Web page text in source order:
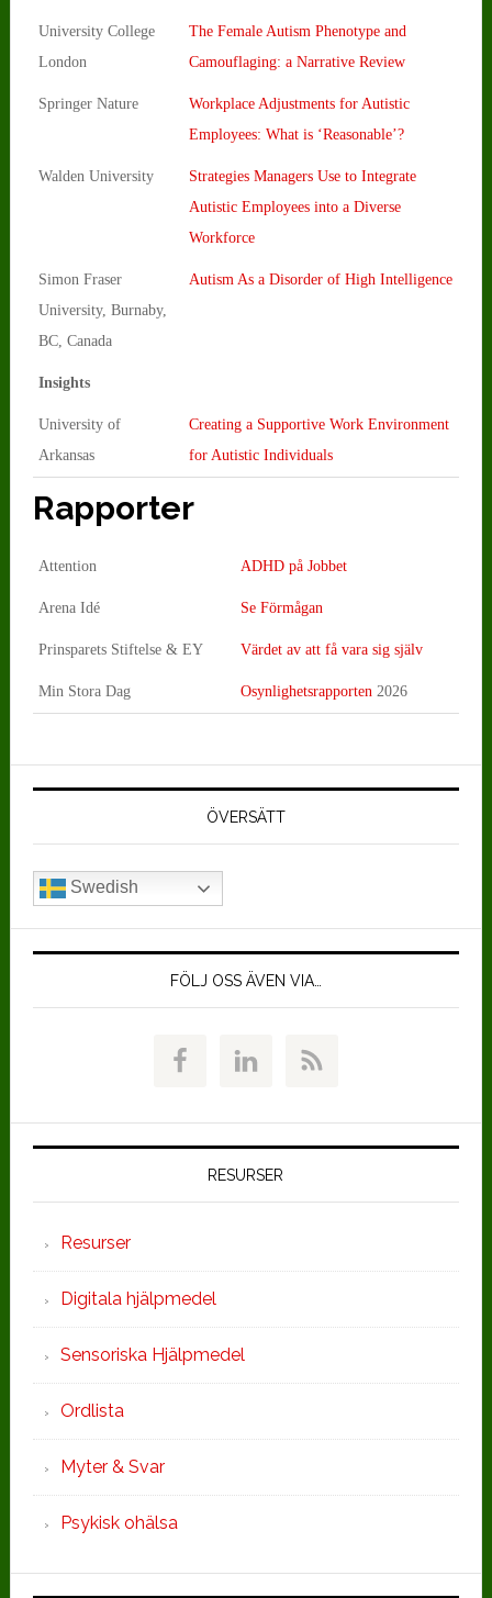
University College
London
The Female Autism Phenotype and
Camouflaging: a Narrative Review
Springer Nature
Workplace Adjustments for Autistic
Employees: What is ‘Reasonable’?
Walden University
Strategies Managers Use to Integrate
Autistic Employees into a Diverse
Workforce
Simon Fraser
University, Burnaby,
BC, Canada
Autism As a Disorder of High Intelligence
Insights
University of
Arkansas
Creating a Supportive Work Environment
for Autistic Individuals
Rapporter
Attention ADHD på Jobbet
Arena Idé Se Förmågan
Prinsparets Stiftelse & EY Värdet av att få vara sig själv
Min Stora Dag Osynlighetsrapporten 2026
Primärt
ÖVERSÄTT
Swedish
FÖLJ OSS ÄVEN VIA…
RESURSER
Resurser
Digitala hjälpmedel
Sensoriska Hjälpmedel
Ordlista
Myter & Svar
Psykisk ohälsa